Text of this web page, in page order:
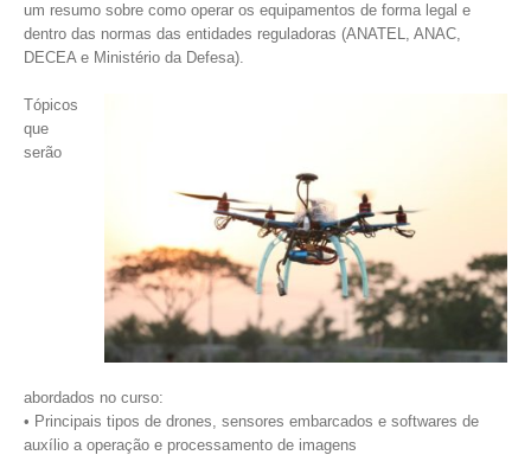
um resumo sobre como operar os equipamentos de forma legal e
dentro das normas das entidades reguladoras (ANATEL, ANAC,
DECEA e Ministério da Defesa).
Tópicos
que
serão
abordados no curso:
• Principais tipos de drones, sensores embarcados e softwares de
auxílio a operação e processamento de imagens